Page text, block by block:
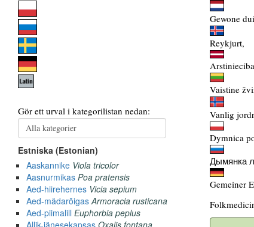
Gewone
Reykjurt,
Vaistine
Vanlig
Dymnica
Дымянка
Gemeiner